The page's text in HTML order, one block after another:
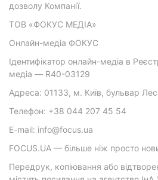
дозволу Компанії.
ТОВ «ФОКУС МЕДІА»
Онлайн-медіа ФОКУС
Ідентифікатор онлайн-медіа в
медіа — R40-03129
Адреса: 01133, м. Київ, бульвар
Телефон: +38 044 207 45 54
E-mail: info@focus.ua
FOCUS.UA — більше ніж просто
Передрук, копіювання або